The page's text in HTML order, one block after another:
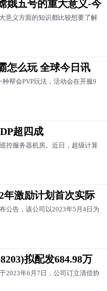
娥五号的重大意义-今
意义方面的知识都比较想要了解
怎么玩 全球今日讯
帮会PVP玩法，活动会在开服9
超四成
控服务器机房。近日，超级计算
年激励计划首次实际
公告，该公司以2023年5月4日为
拟配发684.98万
2023年6月7日，公司订立清偿协